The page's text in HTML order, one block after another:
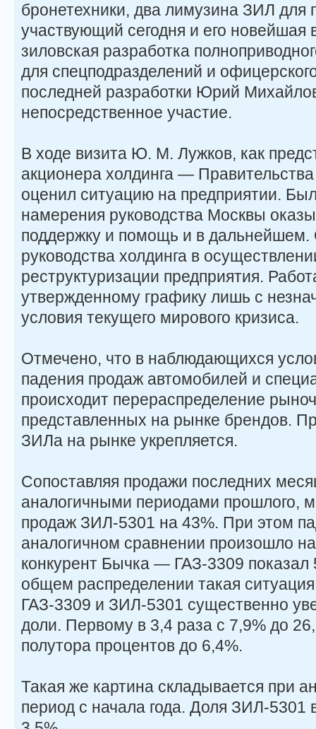
бронетехники, два лимузина ЗИЛ
участвующий сегодня и его новейшая
зиловская разработка
для спецподразделений и
последней разработки Юрий
непосредственное участие.
В ходе визита Ю. М. Лужков, как
акционера холдинга —
оценил ситуацию на предприятии.
намерения руководства Москвы
поддержку и помощь и в
руководства холдинга в
реструктуризации предприятия.
утвержденному графику лишь с
условия текущего мирового кризиса.
Отмечено, что в наблюдающихся
падения продаж автомобилей и
происходит перераспределение
представленных на рынке брендов.
ЗИЛа на рынке укрепляется.
Сопоставляя продажи последних
аналогичными периодами прошлого,
продаж ЗИЛ-5301 на 43%. При этом
аналогичном сравнении произошло
конкурент Бычка — ГАЗ-3309
общем распределении такая
ГАЗ-3309 и ЗИЛ-5301 существенно
доли. Первому в 3,4 раза с 7,9% до
полутора процентов до 6,4%.
Такая же картина складывается при
период с начала года. Доля ЗИЛ-5301